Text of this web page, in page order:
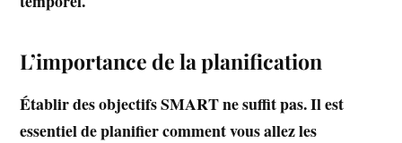
L’importance de la planification
Établir des objectifs SMART ne suffit pas. Il est
essentiel de planifier comment vous allez les